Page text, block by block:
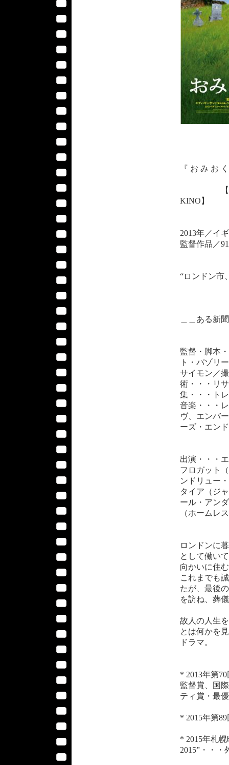
『 お み お
【2015年
KINO】
2013年／イ
監督作品／
“ロンドン
＿＿ある新
監督・脚本
ト・パゾリ
サイモン／
術・・・リ
集・・・ト
音楽・・・
ヴ、エンバ
ーズ・エン
出演・・・
フロガット
ンドリュー
タイア（ジ
ール・アン
（ホームレ
ロンドンに
として働い
向かいに住
これまでも
たが、最後
を訪ね、葬
故人の人生
とは何かを
ドラマ。
* 2013年第
監督賞、国
ティ賞・最
* 2015年第
* 2015年札幌
2015”・・・